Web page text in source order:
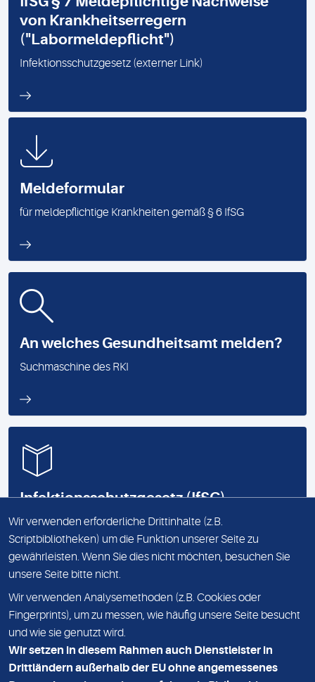
von Krankheitserregern
("Labormeldepflicht")
Infektionsschutzgesetz (externer Link)
Meldeformular
für meldepflichtige Krankheiten gemäß § 6 IfSG
An welches Gesundheitsamt melden?
Suchmaschine des RKI
Infektionsschutzgesetz (IfSG)
Link zum Gesetzestext
DATENSCHUTZ
KONTAKT
Wir verwenden erforderliche Drittinhalte (z.B.
Scriptbibliotheken) um die Funktion unserer Seite zu
gewährleisten. Wenn Sie dies nicht möchten, besuchen Sie
unsere Seite bitte nicht.
Wir verwenden Analysemethoden (z.B. Cookies oder
Fingerprints), um zu messen, wie häufig unsere Seite besucht
und wie sie genutzt wird.
Wir setzen in diesem Rahmen auch Dienstleister in
Drittländern außerhalb der EU ohne angemessenes